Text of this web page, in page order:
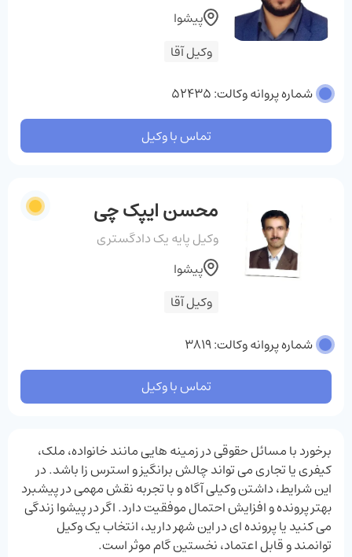
وکیل آقا
پیشوا
شماره پروانه وکالت: 52435
تماس با وکیل
محسن ایپک چی
وکیل پایه یک دادگستری
وکیل آقا
پیشوا
شماره پروانه وکالت: 3819
تماس با وکیل
برخورد با مسائل حقوقی در زمینه‌ هایی مانند خانواده، ملک،
کیفری یا تجاری می ‌تواند چالش ‌برانگیز و استرس ‌زا باشد. در
این شرایط، داشتن وکیلی آگاه و با تجربه نقش مهمی در پیشبرد
بهتر پرونده و افزایش احتمال موفقیت دارد. اگر در پیشوا زندگی
می ‌کنید یا پرونده‌ ای در این شهر دارید، انتخاب یک وکیل
توانمند و قابل اعتماد، نخستین گام موثر است.